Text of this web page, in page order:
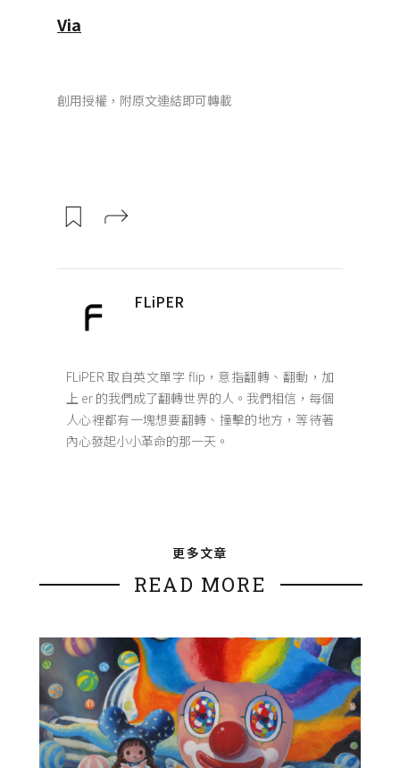
Via
創用授權，附原文連結即可轉載
FLiPER
FLiPER 取自英文單字 flip，意指翻轉、翻動，加
上 er 的我們成了翻轉世界的人。我們相信，每個
人心裡都有一塊想要翻轉、撞擊的地方，等待著
內心發起小小革命的那一天。
更多文章
READ MORE